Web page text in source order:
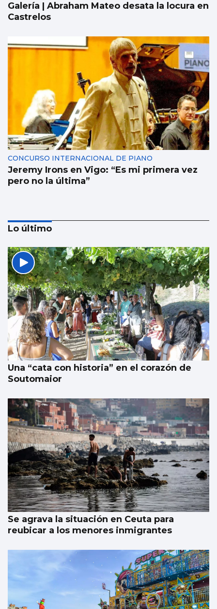
Galería | Abraham Mateo desata la locura en
Castrelos
CONCURSO INTERNACIONAL DE PIANO
Jeremy Irons en Vigo: “Es mi primera vez
pero no la última”
Los talentos juveniles llevan la música a la
calle
Lo último
Una “cata con historia” en el corazón de
Soutomaior
Se agrava la situación en Ceuta para
reubicar a los menores inmigrantes